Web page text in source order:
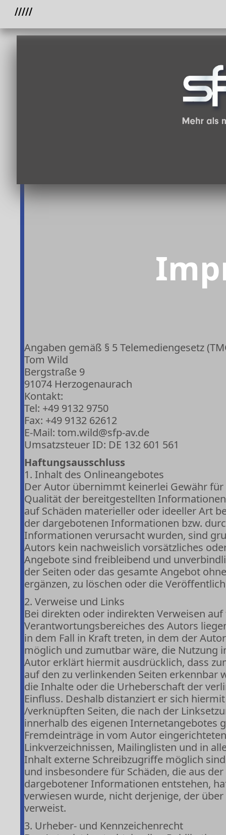
/////
Angaben gemäß § 5 Telemediengesetz
Tom Wild
Bergstraße 9
91074 Herzogenaurach
Kontakt:
Tel: +49 9132 9750
Fax: +49 9132 62612
E-Mail: tom.wild@sfp-av.de
Umsatzsteuer ID: DE 132 601 561
Haftungsausschluss
1. Inhalt des Onlineangebotes
Der Autor übernimmt keinerlei Gewähr
Qualität der bereitgestellten
auf Schäden materieller oder ideeller Art
der dargebotenen Informationen bzw.
Informationen verursacht wurden, sind
Autors kein nachweislich vorsätzliches
Angebote sind freibleibend und
der Seiten oder das gesamte Angebot
ergänzen, zu löschen oder die
2. Verweise und Links
Bei direkten oder indirekten Verweisen
Verantwortungsbereiches des Autors
in dem Fall in Kraft treten, in dem der
möglich und zumutbar wäre, die Nutzung
Autor erklärt hiermit ausdrücklich, dass
auf den zu verlinkenden Seiten
die Inhalte oder die Urheberschaft der
Einfluss. Deshalb distanziert er sich
/verknüpften Seiten, die nach der
innerhalb des eigenen Internetangebotes
Fremdeinträge in vom Autor
Linkverzeichnissen, Mailinglisten und in
Inhalt externe Schreibzugriffe möglich
und insbesondere für Schäden, die aus
dargebotener Informationen entstehen,
verwiesen wurde, nicht derjenige, der
verweist.
3. Urheber- und Kennzeichenrecht